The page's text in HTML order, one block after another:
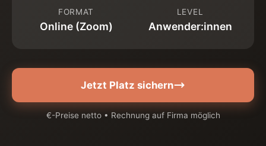
FORMAT
Online (Zoom)
LEVEL
Anwender:innen
Jetzt Platz sichern
€-Preise netto • Rechnung auf Firma möglich